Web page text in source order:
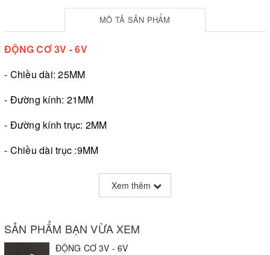
MÔ TẢ SẢN PHẨM
ĐỘNG CƠ 3V - 6V
- Chiều dài: 25MM
- Đường kính: 21MM
- Đường kính trục: 2MM
- Chiều dài trục :9MM
- Tốc độ 3V: 15000 vòng/ phút
Xem thêm
SẢN PHẨM BẠN VỪA XEM
ĐỘNG CƠ 3V - 6V